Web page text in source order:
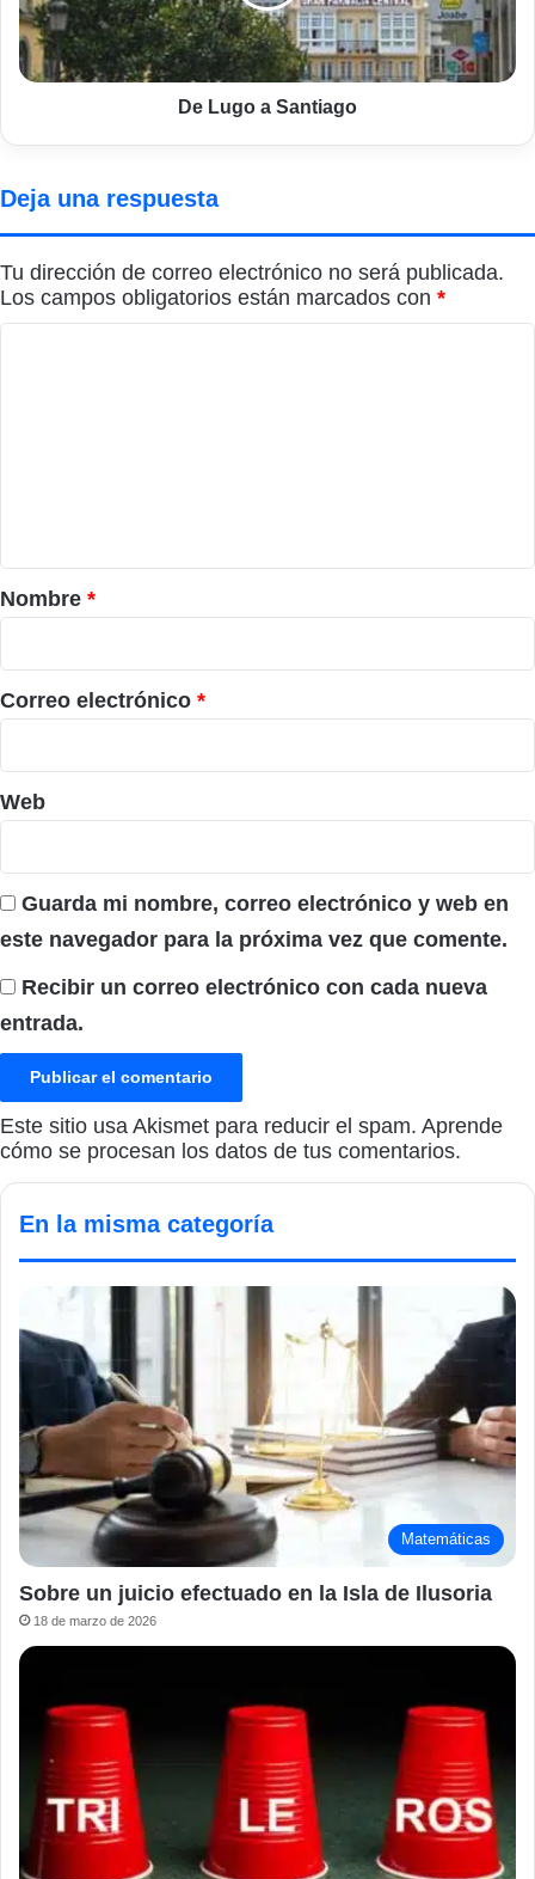
De Lugo a Santiago
Deja una respuesta
Tu dirección de correo electrónico no será publicada.
Los campos obligatorios están marcados con *
r
i
o
*
Nombre *
Correo electrónico *
Web
Guarda mi nombre, correo electrónico y web en
este navegador para la próxima vez que comente.
Recibir un correo electrónico con cada nueva
entrada.
Este sitio usa Akismet para reducir el spam. Aprende
cómo se procesan los datos de tus comentarios.
En la misma categoría
Matemáticas
Sobre un juicio efectuado en la Isla de Ilusoria
18 de marzo de 2026